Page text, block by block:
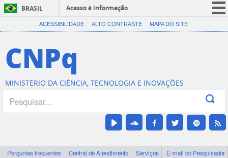
BRASIL
Acesso à informação
CORONAVÍRUS (COVID-19)
Canais
ACESSIBILIDADE ALTO CONTRASTE MAPA DO SITE
CNPq
MINISTÉRIO DA CIÊNCIA, TECNOLOGIA E INOVAÇÕES
Perguntas frequentes Central de Atendimento Serviços
E-mail do Pesquisador